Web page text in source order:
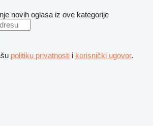
novih oglasa iz ove kategorije
politiku privatnosti i korisnički ugovor.